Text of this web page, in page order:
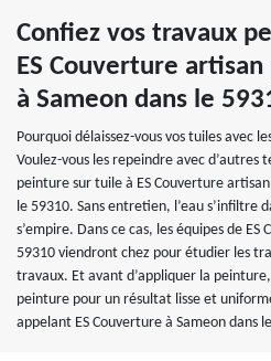
Confiez vos travaux
ES Couverture
à Sameon dans le
Pourquoi délaissez-vous vos tuiles avec
Voulez-vous les repeindre avec d’autres
peinture sur tuile à ES Couverture
le 59310. Sans entretien, l’eau s’infiltre
s’empire. Dans ce cas, les équipes de ES
59310 viendront chez pour étudier les
travaux. Et avant d’appliquer la
peinture pour un résultat lisse et
appelant ES Couverture à Sameon dans